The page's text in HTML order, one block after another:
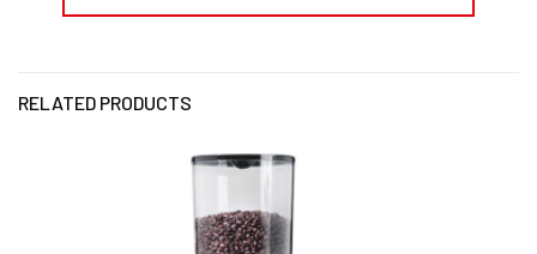
RELATED PRODUCTS